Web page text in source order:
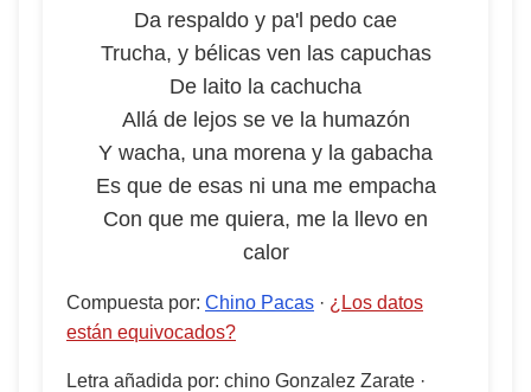
Da respaldo y pa'l pedo cae
Trucha, y bélicas ven las capuchas
De laito la cachucha
Allá de lejos se ve la humazón
Y wacha, una morena y la gabacha
Es que de esas ni una me empacha
Con que me quiera, me la llevo en
calor
Compuesta por: Chino Pacas · ¿Los datos
están equivocados?
Letra añadida por: chino Gonzalez Zarate ·